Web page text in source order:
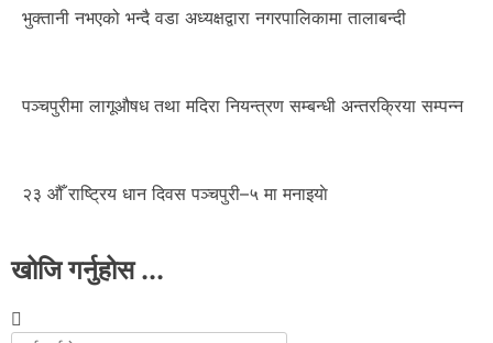
भुक्तानी नभएको भन्दै वडा अध्यक्षद्वारा नगरपालिकामा तालाबन्दी
पञ्चपुरीमा लागूऔषध तथा मदिरा नियन्त्रण सम्बन्धी अन्तरक्रिया सम्पन्न
२३ औँ राष्ट्रिय धान दिवस पञ्चपुरी–५ मा मनाइयाे
खोजि गर्नुहोस ...